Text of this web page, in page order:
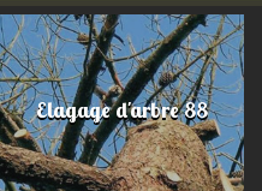
Elagage d'arbre 88